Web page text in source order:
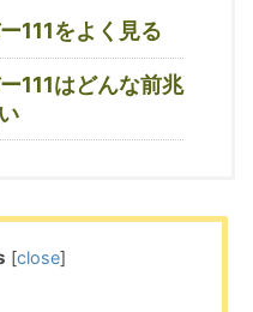
111をよく見る
111はどんな前兆
[close]